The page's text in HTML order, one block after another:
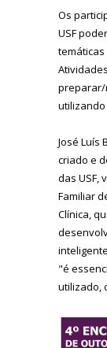
Os
USF
preparar/
utilizando
José Luís
criado e
das USF,
Familiar
Clínica,
"é
utilizado,